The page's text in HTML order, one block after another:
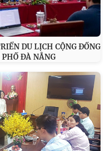
DU LỊCH CỘNG ĐỒNG
ĐÀ NẴNG